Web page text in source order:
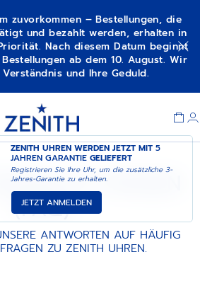
zuvorkommen – Bestellungen, die
und bezahlt werden, erhalten in
Nach diesem Datum beginnt
ab dem 10. August. Wir
und Ihre Geduld.
ZENITH UHREN WERDEN JETZT MIT5
JAHREN GARANTIE GELIEFERT
Registrieren Sie Ihre Uhr, um die zusätzliche 3-
Jahres-Garantie zu erhalten.
JETZT ANMELDEN
FRAGEN
(FAQ)
ANTWORTEN AUF HÄUFIG
ZU ZENITH UHREN.